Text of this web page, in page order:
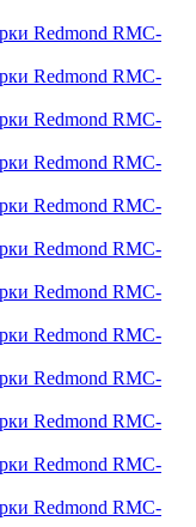
Redmond RMC-
Redmond RMC-
Redmond RMC-
Redmond RMC-
Redmond RMC-
Redmond RMC-
Redmond RMC-
Redmond RMC-
Redmond RMC-
Redmond RMC-
Redmond RMC-
Redmond RMC-